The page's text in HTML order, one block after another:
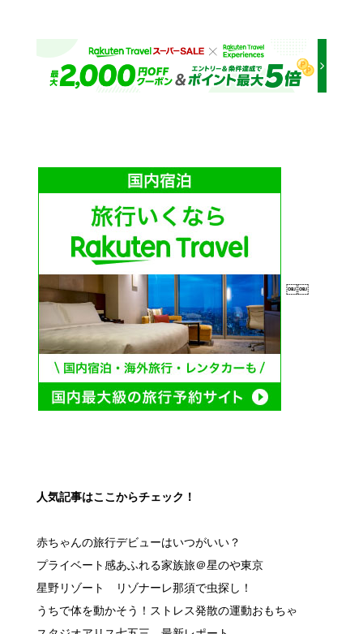
￼￼
人気記事はここからチェック！
赤ちゃんの旅行デビューはいつがいい？
プライベート感あふれる家族旅＠星のや東京
星野リゾート リゾナーレ那須で虫探し！
うちで体を動かそう！ストレス発散の運動おもちゃ